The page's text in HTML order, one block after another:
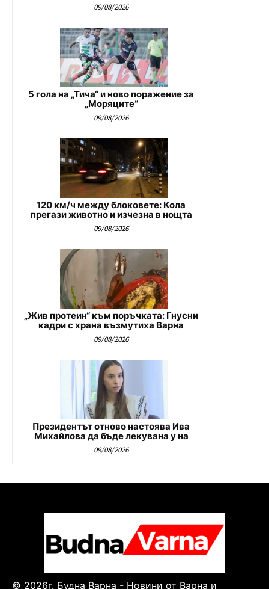
09/08/2026
5 гола на „Тича“ и ново поражение за
„Моряците“
09/08/2026
120 км/ч между блоковете: Кола
прегази животно и изчезна в нощта
09/08/2026
„Жив протеин“ към поръчката: Гнусни
кадри с храна възмутиха Варна
09/08/2026
Президентът отново настоява Ива
Михайлова да бъде лекувана у на
09/08/2026
© 2026г. Будна Варна - Новини от Варна и